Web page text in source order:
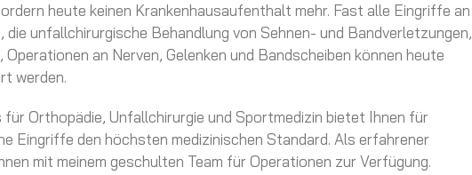
heute keinen Krankenhausaufenthalt mehr. Fast alle Eingriffe an
die unfallchirurgische Behandlung von Sehnen- und Bandverletzungen,
an Nerven, Gelenken und Bandscheiben können heute
werden.
für Orthopädie, Unfallchirurgie und Sportmedizin bietet Ihnen für
Eingriffe den höchsten medizinischen Standard. Als erfahrener
mit meinem geschulten Team für Operationen zur Verfügung.